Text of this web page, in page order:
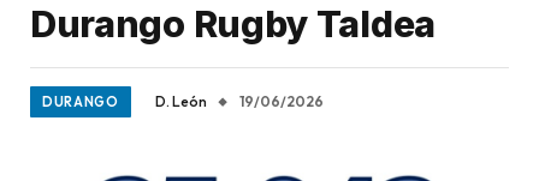
Durango Rugby Taldea
DURANGO D. León 19/06/2026